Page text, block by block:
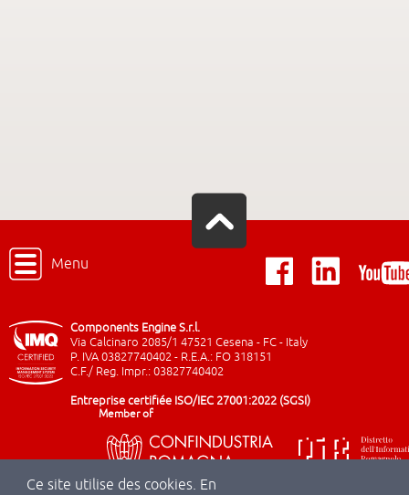
Ce site utilise des cookies. En
Menu
Components Engine S.r.l.
Via Calcinaro 2085/1 47521 Cesena - FC - Italy
P. IVA 03827740402 - R.E.A.: FO 318151
C.F./ Reg. Impr.: 03827740402
Entreprise certifiée ISO/IEC 27001:2022 (SGSI)
Member of